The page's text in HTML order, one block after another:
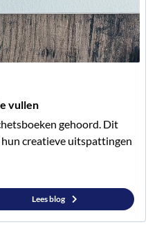
vullen
gehoord. Dit
creatieve uitspattingen
Lees blog